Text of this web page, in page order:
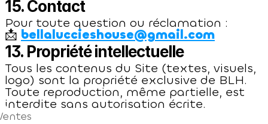
15. Contact
Pour toute question ou réclamation :
📩 bellaluccieshouse@gmail.com
13. Propriété intellectuelle
Tous les contenus du Site (textes, visuels,
logo) sont la propriété exclusive de BLH.
Toute reproduction, même partielle, est
interdite sans autorisation écrite.